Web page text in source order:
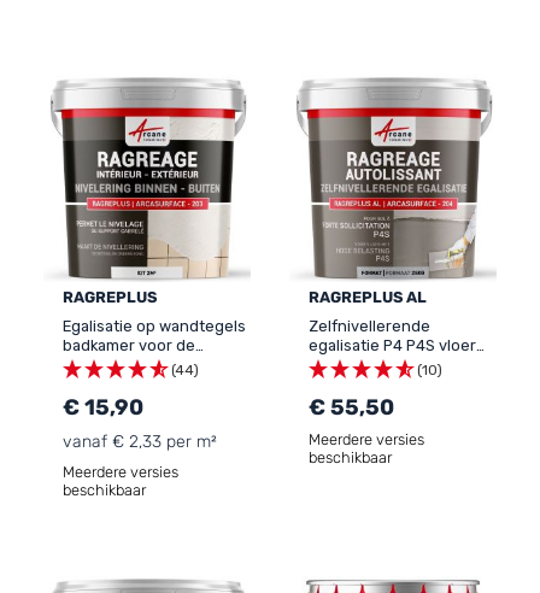
RAGREPLUS
Egalisatie op wandtegels
badkamer voor de
afwerking -
ARCASURFACE - 203
(44)
€ 15,90
vanaf € 2,33 per m²
Meerdere versies
beschikbaar
RAGREPLUS AL
Zelfnivellerende
egalisatie P4 P4S vloer
maskering tegelvoegen
nivellering vóór béton
ciré verf bekleding
RAGREPLUS AL
(10)
€ 55,50
Meerdere versies
beschikbaar